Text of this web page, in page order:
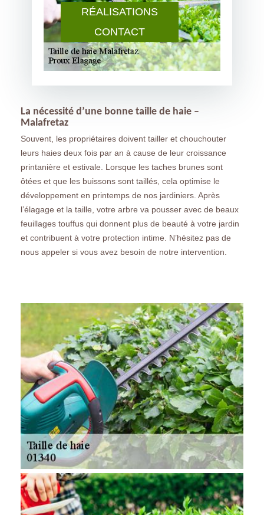
RÉALISATIONS
CONTACT
La nécessité d’une bonne taille de haie –
Malafretaz
Souvent, les propriétaires doivent tailler et chouchouter
leurs haies deux fois par an à cause de leur croissance
printanière et estivale. Lorsque les taches brunes sont
ôtées et que les buissons sont taillés, cela optimise le
développement en printemps de nos jardiniers. Après
l’élagage et la taille, votre arbre va pousser avec de beaux
feuillages touffus qui donnent plus de beauté à votre jardin
et contribuent à votre protection intime. N’hésitez pas de
nous appeler si vous avez besoin de notre intervention.